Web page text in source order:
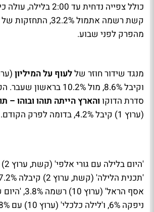
כולל צפייה נדחית עד
מהפרק לפני שבוע.
מנגד שידור חוזר שללעוף על המיליון
סדרת הדוקו והארץ הייתה תוהו ובוהו –
(ערוץ 1) קיבל 4.2%, בדומה לפרק הקודם.
ניפקה 6%, ו'לילה כלכלי' (ערוץ 10) עם 4.8%.